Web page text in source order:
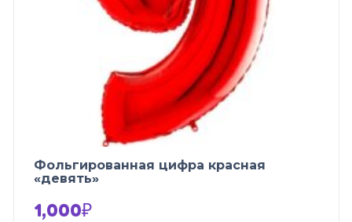
Фольгированная цифра красная
«девять»
1,000₽